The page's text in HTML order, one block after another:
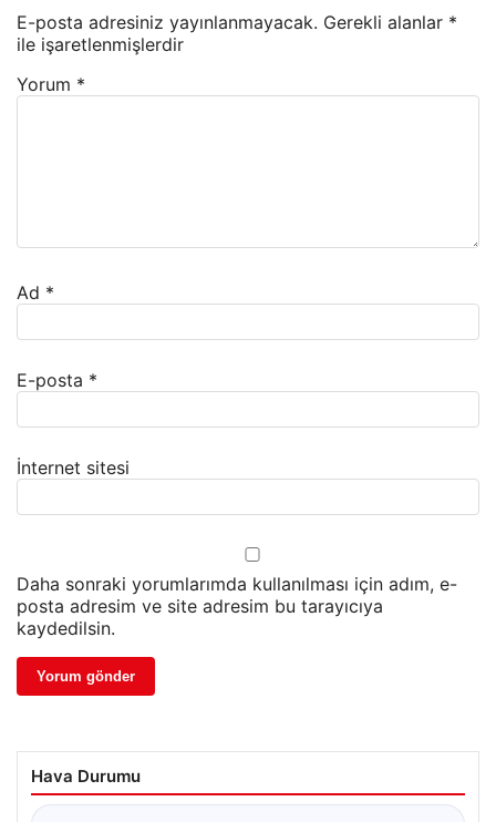
E-posta adresiniz yayınlanmayacak. Gerekli alanlar *
ile işaretlenmişlerdir
Yorum *
Ad *
E-posta *
İnternet sitesi
Daha sonraki yorumlarımda kullanılması için adım, e-
posta adresim ve site adresim bu tarayıcıya
kaydedilsin.
Hava Durumu